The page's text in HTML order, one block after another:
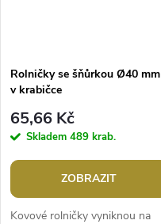
Rolničky se šňůrkou Ø40 mm
v krabičce
65,66 Kč
Skladem 489 krab.
ZOBRAZIT
Kovové rolničky vyniknou na